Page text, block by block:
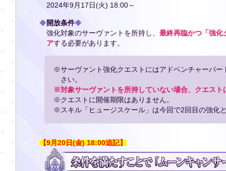
2024年9月17日(火) 18:00～
◆開放条件◆
強化対象のサーヴァントを所持し、最終再臨かつ「強化
アする必要があります。
※サーヴァント強化クエストにはアドベンチャーパー
さい。
※対象サーヴァントを所持していない場合、クエスト
※クエストに開催期限はありません。
※スキル「ヒュージスケール」は今回で2回目の強化
【9月20日(金) 18:00追記】